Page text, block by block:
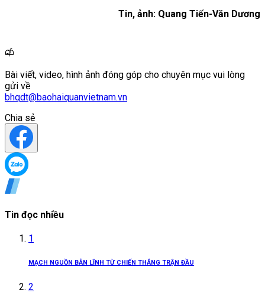
Tin, ảnh: Quang Tiến-Văn Dương
Bài viết, video, hình ảnh đóng góp cho chuyên mục vui lòng
gửi về
bhqdt@baohaiquanvietnam.vn
Chia sẻ
Tin đọc nhiều
1
MẠCH NGUỒN BẢN LĨNH TỪ CHIẾN THẮNG TRẬN ĐẦU
2